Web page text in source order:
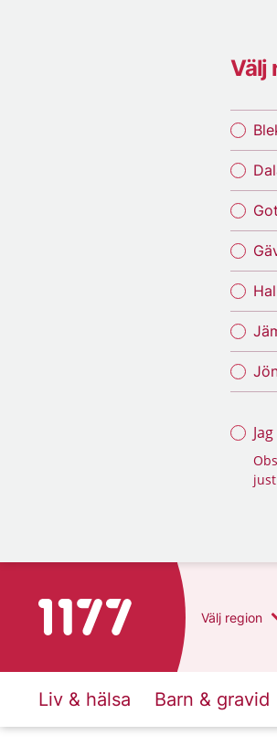
Välj
Till startsidan för 1177 Välj region
Liv & hälsa Barn & gravid